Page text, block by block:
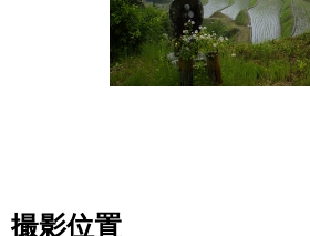
撮影位置